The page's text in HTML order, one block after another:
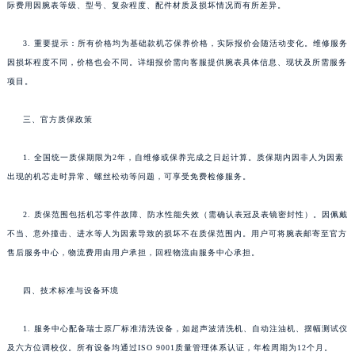
际费用因腕表等级、型号、复杂程度、配件材质及损坏情况而有所差异。
3. 重要提示：所有价格均为基础款机芯保养价格，实际报价会随活动变化。维修服务
因损坏程度不同，价格也会不同。详细报价需向客服提供腕表具体信息、现状及所需服务
项目。
三、官方质保政策
1. 全国统一质保期限为2年，自维修或保养完成之日起计算。质保期内因非人为因素
出现的机芯走时异常、螺丝松动等问题，可享受免费检修服务。
2. 质保范围包括机芯零件故障、防水性能失效（需确认表冠及表镜密封性）。因佩戴
不当、意外撞击、进水等人为因素导致的损坏不在质保范围内。用户可将腕表邮寄至官方
售后服务中心，物流费用由用户承担，回程物流由服务中心承担。
四、技术标准与设备环境
1. 服务中心配备瑞士原厂标准清洗设备，如超声波清洗机、自动注油机、摆幅测试仪
及六方位调校仪。所有设备均通过ISO 9001质量管理体系认证，年检周期为12个月。